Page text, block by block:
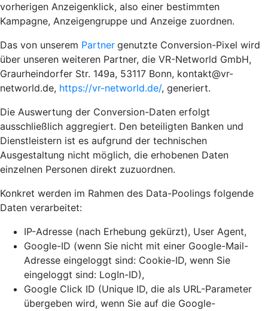
vorherigen Anzeigenklick, also einer bestimmten
Kampagne, Anzeigengruppe und Anzeige zuordnen.
Das von unserem Partner genutzte Conversion-Pixel wird
über unseren weiteren Partner, die VR-Networld GmbH,
Graurheindorfer Str. 149a, 53117 Bonn, kontakt@vr-
networld.de, https://vr-networld.de/, generiert.
Die Auswertung der Conversion-Daten erfolgt
ausschließlich aggregiert. Den beteiligten Banken und
Dienstleistern ist es aufgrund der technischen
Ausgestaltung nicht möglich, die erhobenen Daten
einzelnen Personen direkt zuzuordnen.
Konkret werden im Rahmen des Data-Poolings folgende
Daten verarbeitet:
IP-Adresse (nach Erhebung gekürzt), User Agent,
Google-ID (wenn Sie nicht mit einer Google-Mail-
Adresse eingeloggt sind: Cookie-ID, wenn Sie
eingeloggt sind: LogIn-ID),
Google Click ID (Unique ID, die als URL-Parameter
übergeben wird, wenn Sie auf die Google-